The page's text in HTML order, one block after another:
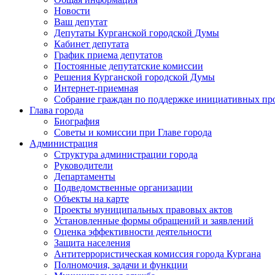
Новости
Ваш депутат
Депутаты Курганской городской Думы
Кабинет депутата
График приема депутатов
Постоянные депутатские комиссии
Решения Курганской городской Думы
Интернет-приемная
Собрание граждан по поддержке инициативных
Глава города
Биография
Советы и комиссии при Главе города
Администрация
Структура администрации города
Руководители
Департаменты
Подведомственные организации
Объекты на карте
Проекты муниципальных правовых актов
Установленные формы обращений и заявлений
Оценка эффективности деятельности
Защита населения
Антитеррористическая комиссия города Кургана
Полномочия, задачи и функции